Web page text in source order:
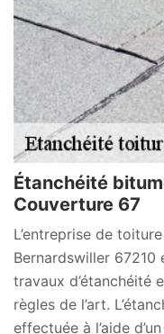
Étanchéité
Couverture 67
L’entreprise de
Bernardswiller
travaux d’étanchéité
règles de l’art.
effectuée à l’aide